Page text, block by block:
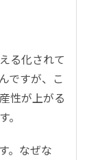
る化されて
ですが、こ
性が上がる
。なぜな